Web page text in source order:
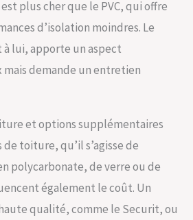
plus cher que le PVC, qui offre
d’isolation moindres. Le
à lui, apporte un aspect
mais demande un entretien
et options supplémentaires
de toiture, qu’il s’agisse de
polycarbonate, de verre ou de
également le coût. Un
qualité, comme le Securit, ou